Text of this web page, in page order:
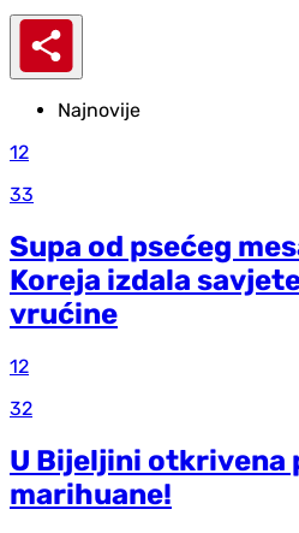
Najnovije
12
33
Supa od psećeg
Koreja izdala
vrućine
12
32
U Bijeljini otkrivena
marihuane!